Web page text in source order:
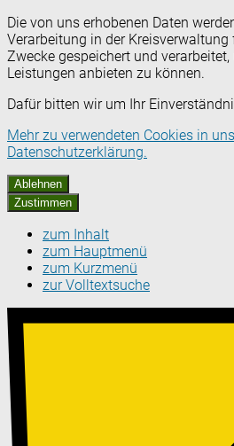
Die von uns erhobenen Daten
Verarbeitung in der Kreisverwaltung
Zwecke gespeichert und
Leistungen anbieten zu können.
Dafür bitten wir um Ihr
Mehr zu verwendeten Cookies in
Datenschutzerklärung.
Ablehnen
Zustimmen
zum Inhalt
zum Hauptmenü
zum Kurzmenü
zur Volltextsuche